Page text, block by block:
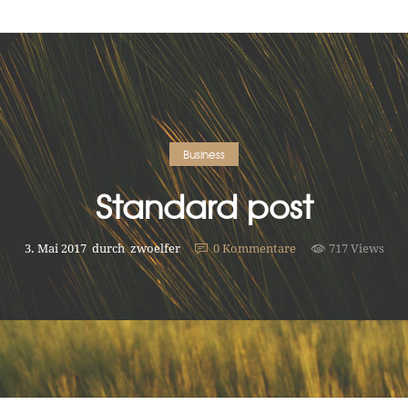
Business
Standard post
3. Mai 2017 durch zwoelfer 0Kommentare 717 Views